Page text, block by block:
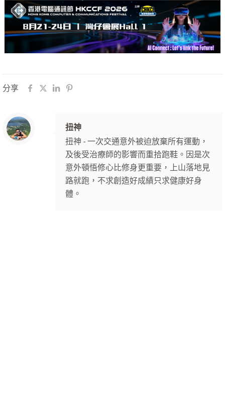
分享
扭神
扭神 - 一次交通意外被迫放棄所有運動，
及後受治療師的影響而重拾跑鞋。因是次
意外頓悟修心比修身更重要，上山落地見
路就跑，不求創造好成績只求健康好身
體。